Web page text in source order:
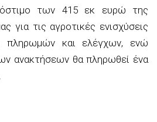
των 415 εκ ευρώ της
για τις αγροτικές ενισχύσεις
πληρωμών και ελέγχων, ενώ
ανακτήσεων θα πληρωθεί ένα